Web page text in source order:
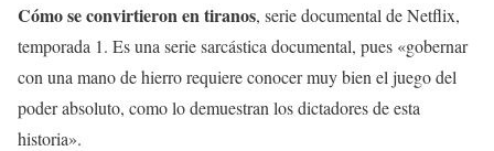
Cómo se convirtieron en tiranos, serie documental de Netflix,
temporada 1. Es una serie sarcástica documental, pues «gobernar
con una mano de hierro requiere conocer muy bien el juego del
poder absoluto, como lo demuestran los dictadores de esta
historia».